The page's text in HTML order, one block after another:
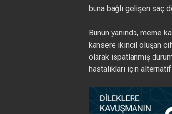
buna bağlı gelişen saç
Bunun yanında, meme
kansere ikincil oluşan
olarak ispatlanmış
hastalıkları için